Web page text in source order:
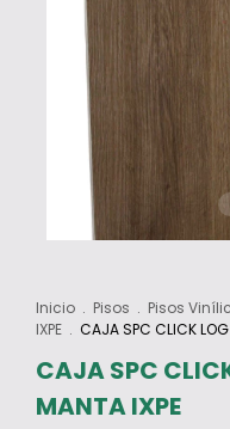
Inicio . Pisos . Pisos
IXPE . CAJA SPC CLICK
CAJA SPC
MANTA IXPE